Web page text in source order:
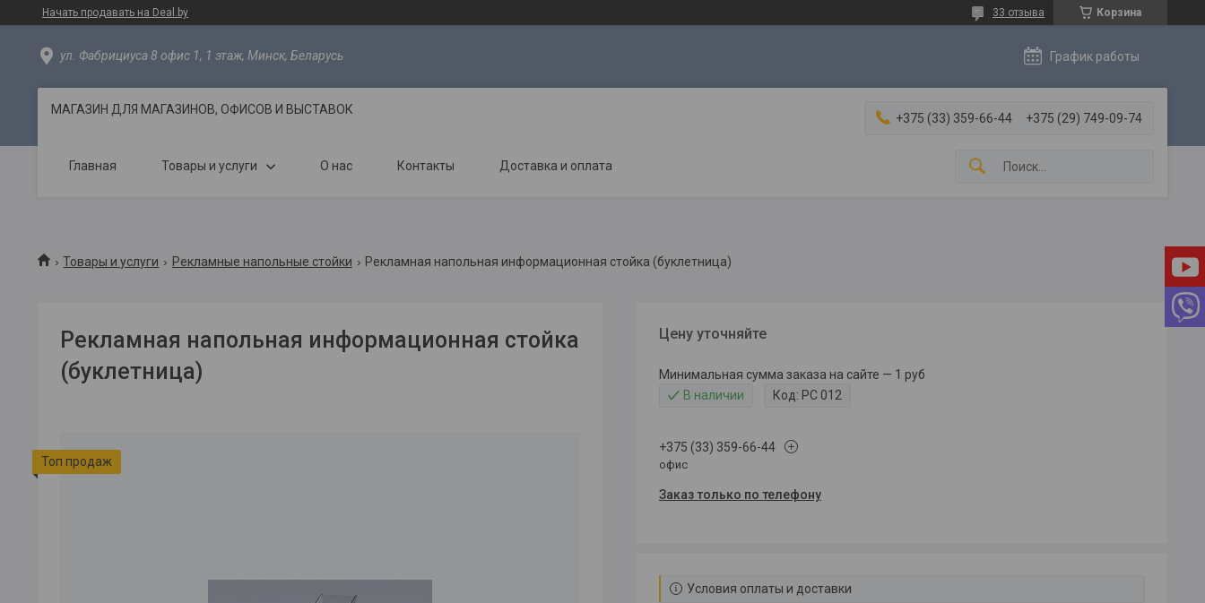
Начать продавать на Deal.by Корзина
33 отзыва
ул. Фабрициуса 8 офис 1, 1 этаж, Минск, Беларусь График работы
МАГАЗИН ДЛЯ МАГАЗИНОВ, ОФИСОВ И ВЫСТАВОК
+375 (33) 359-66-44 +375 (29) 749-09-74
Главная Товары и услуги О нас Контакты Доставка и оплата
Товары и услуги Рекламные напольные стойки Рекламная напольная информационная стойка (буклетница)
Рекламная напольная информационная стойка
(буклетница)
Топ продаж
Цену уточняйте
Минимальная сумма заказа на сайте — 1 руб
В наличии
Код: РС 012
+375 (33) 359-66-44
офис
Заказ только по телефону
Условия оплаты и доставки